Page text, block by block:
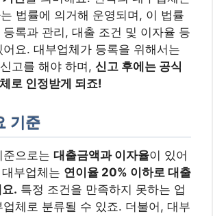
는 법률에 의거해 운영되며, 이 법률
록과 관리, 대출 조건 및 이자율 등
어요. 대부업체가 등록을 위해서는
고를 해야 하며, 신고 후에는 공식
로 인정받게 되죠!
기준
으로는 대출금액과 이자율이 있어
부업체는 연이율 20% 이하로 대출
. 특정 조건을 만족하지 못하는 업
체로 분류될 수 있죠. 더불어, 대부